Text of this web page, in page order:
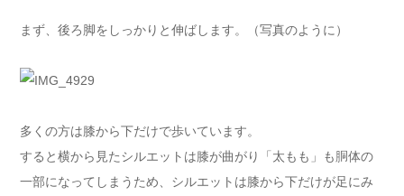
まず、後ろ脚をしっかりと伸ばします。（写真のように）
多くの方は膝から下だけで歩いています。
すると横から見たシルエットは膝が曲がり「太もも」も胴体の
一部になってしまうため、シルエットは膝から下だけが足にみ